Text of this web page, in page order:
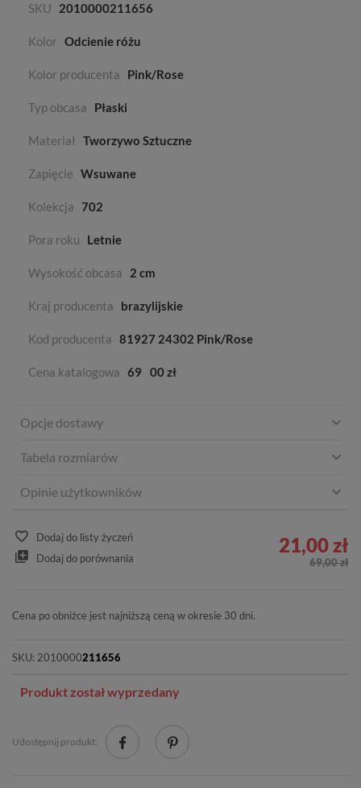
SKU 2010000211656
Kolor Odcienie różu
Kolor producenta Pink/Rose
Typ obcasa Płaski
Materiał Tworzywo Sztuczne
Zapięcie Wsuwane
Kolekcja 702
Pora roku Letnie
Wysokość obcasa 2 cm
Kraj producenta brazylijskie
Kod producenta 81927 24302 Pink/Rose
Cena katalogowa 69 00 zł
Opcje dostawy
Tabela rozmiarów
Opinie użytkowników
Dodaj do listy życzeń
Dodaj do porównania
21,00 zł
69,00 zł
Cena po obniżce jest najniższą ceną w okresie 30 dni.
SKU: 2010000211656
Produkt został wyprzedany
Udostępnij produkt: